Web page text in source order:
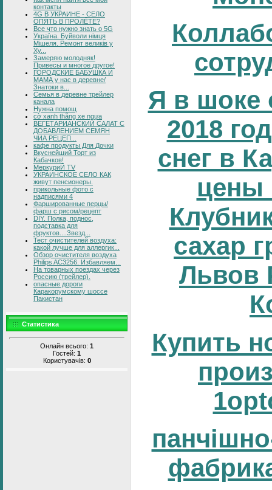
контакты
4G В УКРАИНЕ - СЕЛО
ОПЯТЬ В ПРОЛЁТЕ?
Все что нужно знать о 5G
Україна. Буйволи німця
Мішеля. Ремонт великів у
Ху...
Замеряю молодняк!
Привесы и многое другое!
ГОРОДСКИЕ БАБУШКА И
МАМА у нас в деревне/
Знатоки в...
Семья в деревне трейлер
канала
Нужна помощ
cờ xanh thắng xe ngựa
ВЕГЕТАРИАНСКИЙ САЛАТ С
ДОБАВЛЕНИЕМ СЕМЯН
ЧИА РЕЦЕП...
кафе продукты Для Дочки
Вкуснейший Торт из
Кабачков!
МеркуриЙ TV
УКРАИНСКОЕ СЕЛО КАК
живут пенсионеры.
прикольные фото с
надписями 4
Фаршированные перцы/
фарш с рисом/рецепт
DIY. Полка, поднос,
подставка для
фруктов....Звезд...
Тест очистителей воздуха:
какой лучше для аллергик...
Обзор очистителя воздуха
Philips AC3256. Избавляем...
На товарных поездах через
Россию (трейлер).
опасные дороги
Каракорумскому шоссе
Пакистан
Статистика
Онлайн всього: 1
Гостей: 1
Користувачів: 0
Я в шоке
2018
снег в
цены
сахар
Львов
Купить